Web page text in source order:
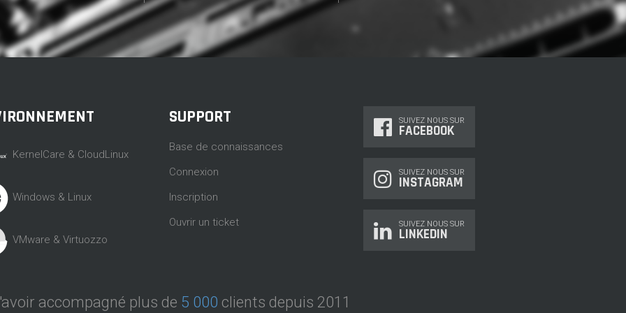
KernelCare & CloudLinux
Windows & Linux
VMware & Virtuozzo
SUPPORT
Base de connaissances
Connexion
Inscription
Ouvrir un ticket
SUIVEZ NOUS SUR
FACEBOOK
SUIVEZ NOUS SUR
INSTAGRAM
SUIVEZ NOUS SUR
LINKEDIN
accompagné plus de 5 000 clients depuis 2011